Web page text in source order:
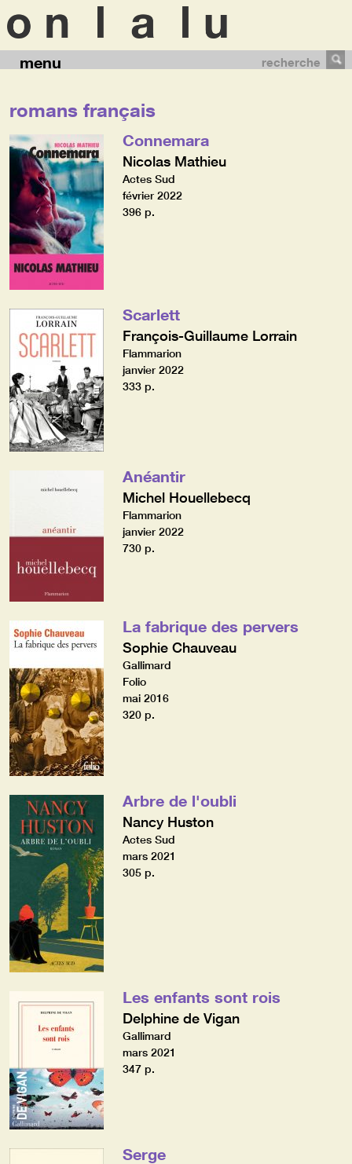
menu recherche
romans français
Connemara
Nicolas Mathieu
Actes Sud
février 2022
396 p.
Scarlett
François-Guillaume Lorrain
Flammarion
janvier 2022
333 p.
Anéantir
Michel Houellebecq
Flammarion
janvier 2022
730 p.
La fabrique des pervers
Sophie Chauveau
Gallimard
Folio
mai 2016
320 p.
Arbre de l'oubli
Nancy Huston
Actes Sud
mars 2021
305 p.
Les enfants sont rois
Delphine de Vigan
Gallimard
mars 2021
347 p.
Serge